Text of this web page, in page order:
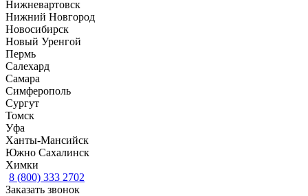
Нижневартовск
Нижний Новгород
Новосибирск
Новый Уренгой
Пермь
Салехард
Самара
Симферополь
Сургут
Томск
Уфа
Ханты-Мансийск
Южно Сахалинск
Химки
8 (800) 333 2702
Заказать звонок